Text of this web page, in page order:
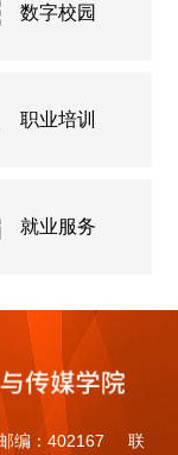
数字校园
职业培训
就业服务
编：402167 联